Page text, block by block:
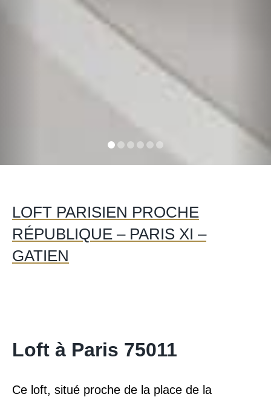
LOFT PARISIEN PROCHE
RÉPUBLIQUE – PARIS XI –
GATIEN
Loft à Paris 75011
Ce loft, situé proche de la place de la